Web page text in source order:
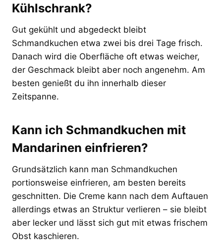
Kühlschrank?
Gut gekühlt und abgedeckt bleibt
Schmandkuchen etwa zwei bis drei Tage frisch.
Danach wird die Oberfläche oft etwas weicher,
der Geschmack bleibt aber noch angenehm. Am
besten genießt du ihn innerhalb dieser
Zeitspanne.
Kann ich Schmandkuchen mit
Mandarinen einfrieren?
Grundsätzlich kann man Schmandkuchen
portionsweise einfrieren, am besten bereits
geschnitten. Die Creme kann nach dem Auftauen
allerdings etwas an Struktur verlieren – sie bleibt
aber lecker und lässt sich gut mit etwas frischem
Obst kaschieren.